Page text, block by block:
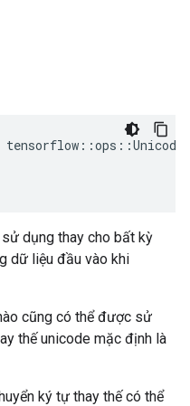
dụng thay cho bất kỳ
dữ liệu đầu vào khi
cũng có thể được sử
thế unicode mặc định là
ký tự thay thế có thể